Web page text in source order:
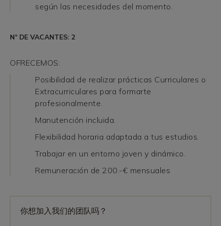
según las necesidades del momento.
Nº DE VACANTES: 2
OFRECEMOS:
Posibilidad de realizar prácticas Curriculares o
Extracurriculares para formarte
profesionalmente.
Manutención incluida.
Flexibilidad horaria adaptada a tus estudios.
Trabajar en un entorno joven y dinámico.
Remuneración de 200.-€ mensuales
你想加入我们的团队吗？